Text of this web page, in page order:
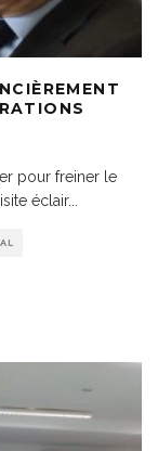
pour freiner le
éclair...